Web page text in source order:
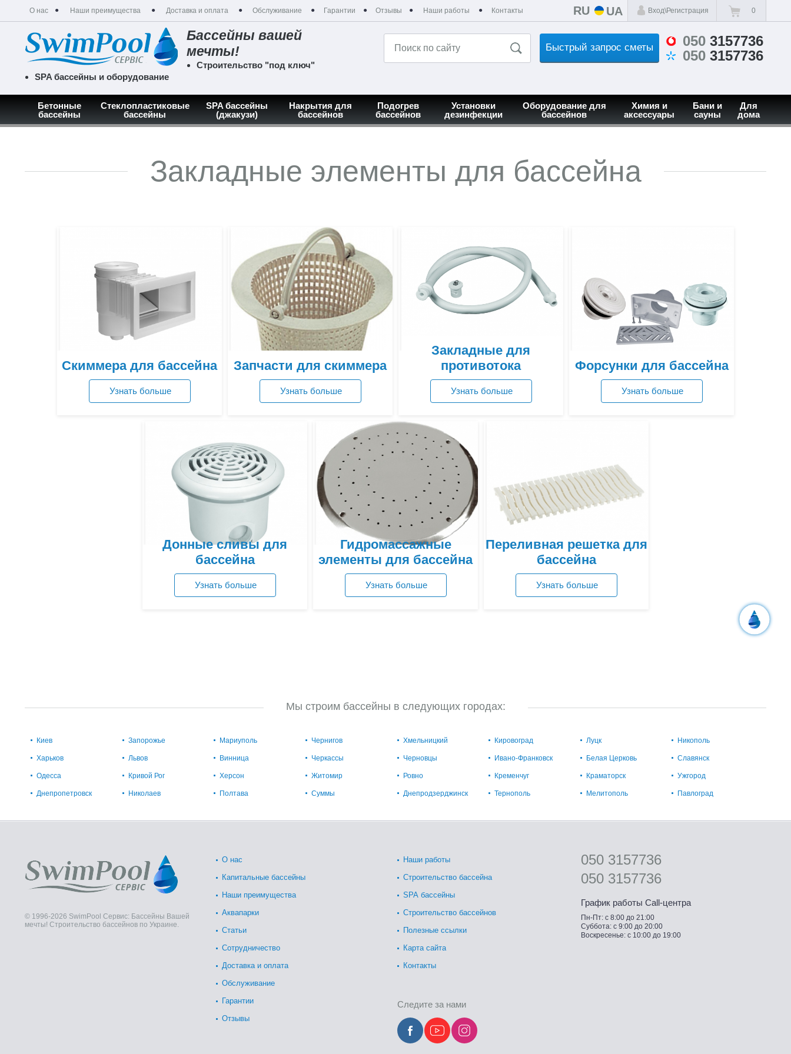
RU UA Вход\Регистрация 0
О нас Наши преимущества Доставка и оплата Обслуживание Гарантии Отзывы Наши работы Контакты
Бассейны вашей
мечты!
Строительство "под ключ"
SPA бассейны и оборудование
050 3157736
050 3157736
Быстрый запрос сметы
Бетонные
бассейны
Стеклопластиковые
бассейны
SPA бассейны
(джакузи)
Накрытия для
бассейнов
Подогрев
бассейнов
Установки
дезинфекции
Оборудование для
бассейнов
Химия и
аксессуары
Бани и
сауны
Для
дома
Главная Каталог Оборудование для бассейнов Закладные элементы для бассейна
Закладные элементы для бассейна
Скиммера для бассейна
Узнать больше
Запчасти для скиммера
Узнать больше
Закладные для
противотока
Узнать больше
Форсунки для бассейна
Узнать больше
Донные сливы для
бассейна
Узнать больше
Гидромассажные
элементы для бассейна
Узнать больше
Переливная решетка для
бассейна
Узнать больше
Мы строим бассейны в следующих городах:
Киев
Харьков
Одесса
Днепропетровск
Запорожье
Львов
Кривой Рог
Николаев
Мариуполь
Винница
Херсон
Полтава
Чернигов
Черкассы
Житомир
Суммы
Хмельницкий
Черновцы
Ровно
Днепродзерджинск
Кировоград
Ивано-Франковск
Кременчуг
Тернополь
Луцк
Белая Церковь
Краматорск
Мелитополь
Никополь
Славянск
Ужгород
Павлоград
© 1996-2026 SwimPool Сервис: Бассейны Вашей
мечты! Строительство бассейнов по Украине.
О нас
Капитальные бассейны
Наши преимущества
Аквапарки
Статьи
Сотрудничество
Доставка и оплата
Обслуживание
Гарантии
Отзывы
Наши работы
Строительство бассейна
SPA бассейны
Строительство бассейнов
Полезные ссылки
Карта сайта
Контакты
Следите за нами
050 3157736
050 3157736
График работы Call-центра
Пн-Пт: с 8:00 до 21:00
Суббота: с 9:00 до 20:00
Воскресенье: с 10:00 до 19:00